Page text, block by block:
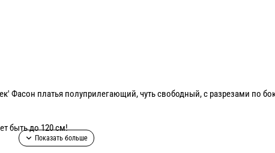
Фасон платья полуприлегающий, чуть свободный, с разрезами по
быть до 120 см!